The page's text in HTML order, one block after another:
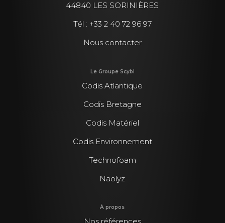
44840 LES SORINIÈRES
Tél : +33 2 40 72 96 97
Nous contacter
Le Groupe Scybl
Codis Atlantique
Codis Bretagne
Codis Matériel
Codis Environnement
Technofoam
Naolyz
À propos